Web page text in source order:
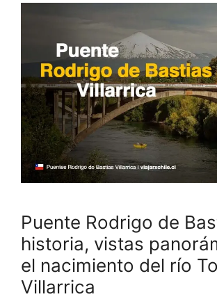
Puente Rodrigo de
historia, vistas
el nacimiento del río
Villarrica